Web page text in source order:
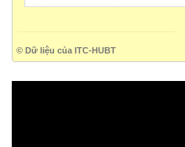
© Dữ liệu của ITC-HUBT